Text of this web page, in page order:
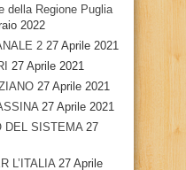
della Regione Puglia
2022
2 27 Aprile 2021
27 Aprile 2021
27 Aprile 2021
27 Aprile 2021
DEL SISTEMA 27
L’ITALIA 27 Aprile